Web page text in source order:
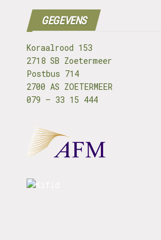
GEGEVENS
Koraalrood 153
2718 SB Zoetermeer
Postbus 714
2700 AS ZOETERMEER
079 – 33 15 444